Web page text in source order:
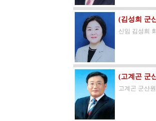
(김성희 군
신임 김성희
(고계곤 군
고계곤 군산